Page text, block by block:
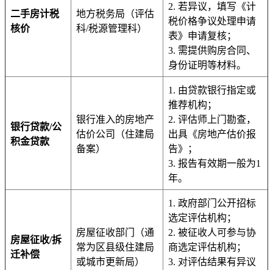
二手房计税
核价
地方税务局（评估
科/税源管理科）
2. 若异议，填写《计
税价格争议处理申请
表》申请复核；
3. 需提供购房合同、
身份证明等材料。
银行贷款/公
积金贷款
银行准入的房地产
估价公司（住建局
备案）
1. 由贷款银行指定或
推荐机构；
2. 评估师上门勘查，
出具《房地产估价报
告》；
3. 报告有效期一般为1
年。
房屋征收/拆
迁补偿
房屋征收部门（通
常为区县级住建局
或城市更新局）
1. 政府部门公开招标
选定评估机构；
2. 被征收人可参与协
商选定评估机构；
3. 对评估结果有异议